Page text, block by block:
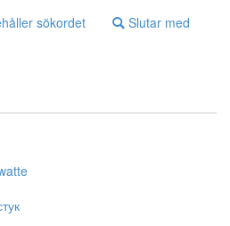
sökordet Slutar med